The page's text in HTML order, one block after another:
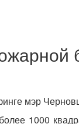
мэр
1000